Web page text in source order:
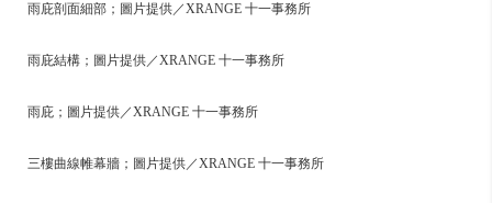
雨庇剖面細部；圖片提供／XRANGE 十一事務所
雨庇結構；圖片提供／XRANGE 十一事務所
雨庇；圖片提供／XRANGE 十一事務所
三樓曲線帷幕牆；圖片提供／XRANGE 十一事務所